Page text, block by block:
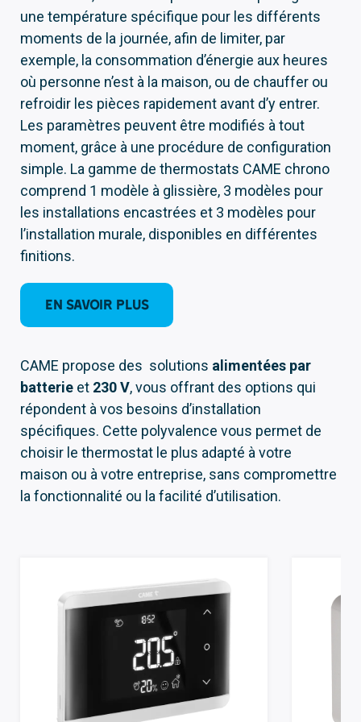
une température spécifique pour les différents
moments de la journée, afin de limiter, par
exemple, la consommation d’énergie aux heures
où personne n’est à la maison, ou de chauffer ou
refroidir les pièces rapidement avant d’y entrer.
Les paramètres peuvent être modifiés à tout
moment, grâce à une procédure de configuration
simple. La gamme de thermostats CAME chrono
comprend 1 modèle à glissière, 3 modèles pour
les installations encastrées et 3 modèles pour
l’installation murale, disponibles en différentes
finitions.
EN SAVOIR PLUS
CAME propose des solutions alimentées par
batterie et 230 V, vous offrant des options qui
répondent à vos besoins d’installation
spécifiques. Cette polyvalence vous permet de
choisir le thermostat le plus adapté à votre
maison ou à votre entreprise, sans compromettre
la fonctionnalité ou la facilité d’utilisation.